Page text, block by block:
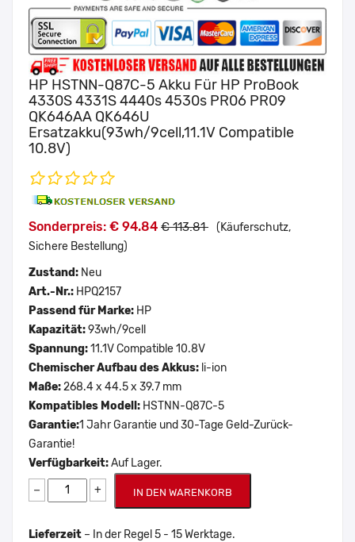
HP HSTNN-Q87C-5 Akku Für HP ProBook
4330S 4331S 4440s 4530s PR06 PR09
QK646AA QK646U
Ersatzakku(93wh/9cell,11.1V Compatible
10.8V)
Sonderpreis: € 94.84 € 113.81 (Käuferschutz,
Sichere Bestellung)
Zustand: Neu
Art.-Nr.: HPQ2157
Passend für Marke: HP
Kapazität:93wh/9cell
Spannung:11.1V Compatible 10.8V
Chemischer Aufbau des Akkus: li-ion
Maße:268.4 x 44.5 x 39.7 mm
Kompatibles Modell: HSTNN-Q87C-5
Garantie:1 Jahr Garantie und 30-Tage Geld-Zurück-
Garantie!
Verfügbarkeit:Auf Lager.
− + IN DEN WARENKORB
Lieferzeit – In der Regel 5 - 15 Werktage.